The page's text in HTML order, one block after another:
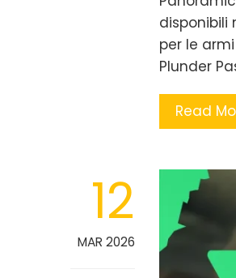
disponibili
per le
Plunder
Read
12
MAR 2026